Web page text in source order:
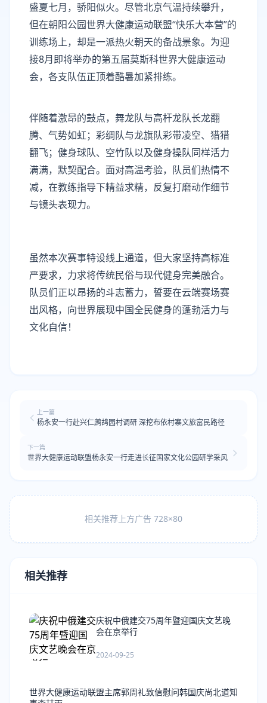
盛夏七月，骄阳似火。尽管北京气温持续攀升，
但在朝阳公园世界大健康运动联盟“快乐大本营”的
训练场上，却是一派热火朝天的备战景象。为迎
接8月即将举办的第五届莫斯科世界大健康运动
会，各支队伍正顶着酷暑加紧排练。
伴随着激昂的鼓点，舞龙队与高杆龙队长龙翻
腾、气势如虹；彩绸队与龙旗队彩带凌空、猎猎
翻飞；健身球队、空竹队以及健身操队同样活力
满满，默契配合。面对高温考验，队员们热情不
减，在教练指导下精益求精，反复打磨动作细节
与镜头表现力。
虽然本次赛事特设线上通道，但大家坚持高标准
严要求，力求将传统民俗与现代健身完美融合。
队员们正以昂扬的斗志蓄力，誓要在云端赛场赛
出风格，向世界展现中国全民健身的蓬勃活力与
文化自信！
上一篇
杨永安一行赴兴仁鹧鸪园村调研 深挖布依村寨文旅富民路径
下一篇
世界大健康运动联盟杨永安一行走进长征国家文化公园研学采风
相关推荐上方广告 728×80
相关推荐
庆祝中俄建交75周年暨迎国庆文艺晚
会在京举行
2024-09-25
世界大健康运动联盟主席郭周礼致信慰问韩国庆尚北道知